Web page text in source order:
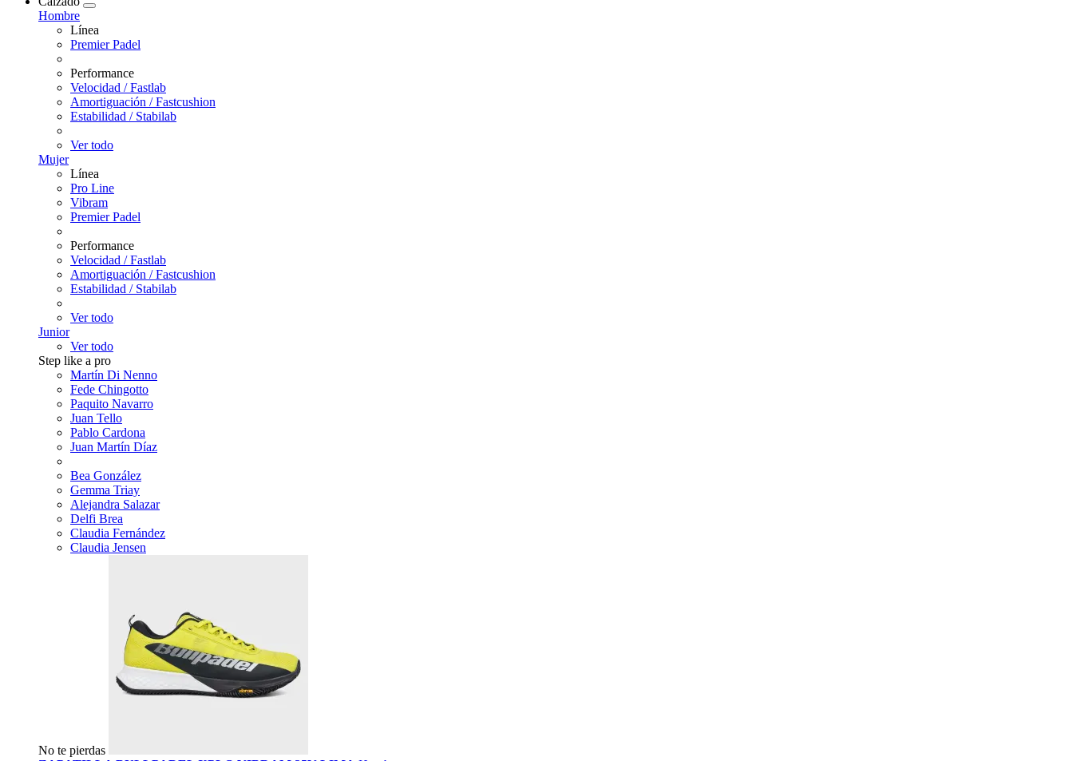
Hombre
Línea
Premier Padel
Performance
Velocidad / Fastlab
Amortiguación / Fastcushion
Estabilidad / Stabilab
Ver todo
Mujer
Línea
Pro Line
Vibram
Premier Padel
Performance
Velocidad / Fastlab
Amortiguación / Fastcushion
Estabilidad / Stabilab
Ver todo
Junior
Ver todo
Step like a pro
Martín Di Nenno
Fede Chingotto
Paquito Navarro
Juan Tello
Pablo Cardona
Juan Martín Díaz
Bea González
Gemma Triay
Alejandra Salazar
Delfi Brea
Claudia Fernández
Claudia Jensen
No te pierdas